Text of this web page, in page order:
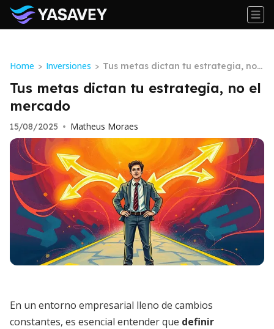
Home > Inversiones > Tus metas dictan tu estrategia, no
Tus metas dictan tu estrategia, no el
mercado
15/08/2025 • Matheus Moraes
En un entorno empresarial lleno de cambios
constantes, es esencial entender que definir